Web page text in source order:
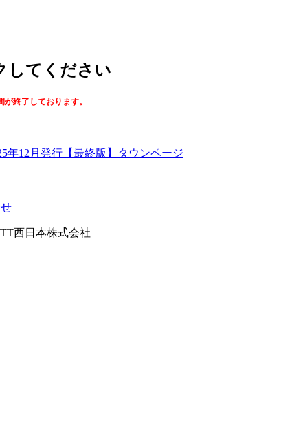
してください
終了しております。
【最終版】タウンページ
西日本株式会社